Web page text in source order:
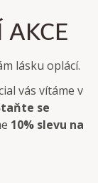
lásku oplácí.
vás vítáme v
se
10% slevu na